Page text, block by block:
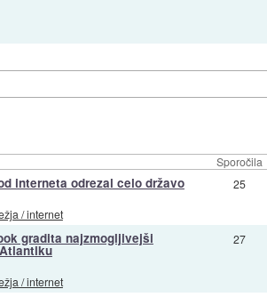
Sporočila
interneta odrezal celo državo
/ internet
25
gradita najzmogljivejši
/ internet
27